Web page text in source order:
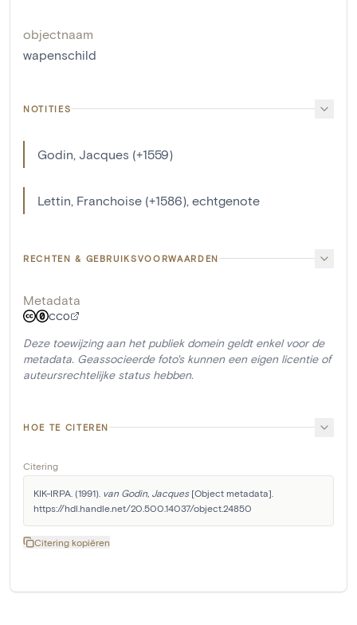
objectnaam
wapenschild
NOTITIES
Godin, Jacques (+1559)
Lettin, Franchoise (+1586), echtgenote
RECHTEN & GEBRUIKSVOORWAARDEN
Metadata
CC0
Deze toewijzing aan het publiek domein geldt enkel voor de
metadata. Geassocieerde foto's kunnen een eigen licentie of
auteursrechtelijke status hebben.
HOE TE CITEREN
Citering
KIK-IRPA. (1991). van Godin, Jacques [Object metadata].
https://hdl.handle.net/20.500.14037/object.24850
Citering kopiëren